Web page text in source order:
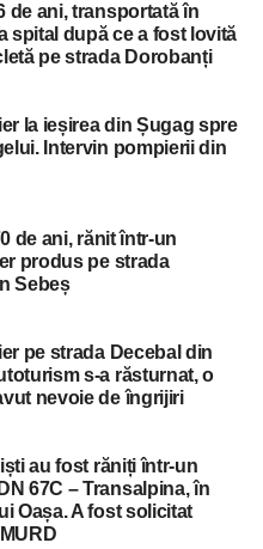
de ani, transportată în
spital după ce a fost lovită
pe strada Dorobanți
la ieșirea din Șugag spre
Intervin pompierii din
de ani, rănit într-un
produs pe strada
Sebeș
pe strada Decebal din
s-a răsturnat, o
nevoie de îngrijiri
au fost răniți într-un
67C – Transalpina, în
Oașa. A fost solicitat